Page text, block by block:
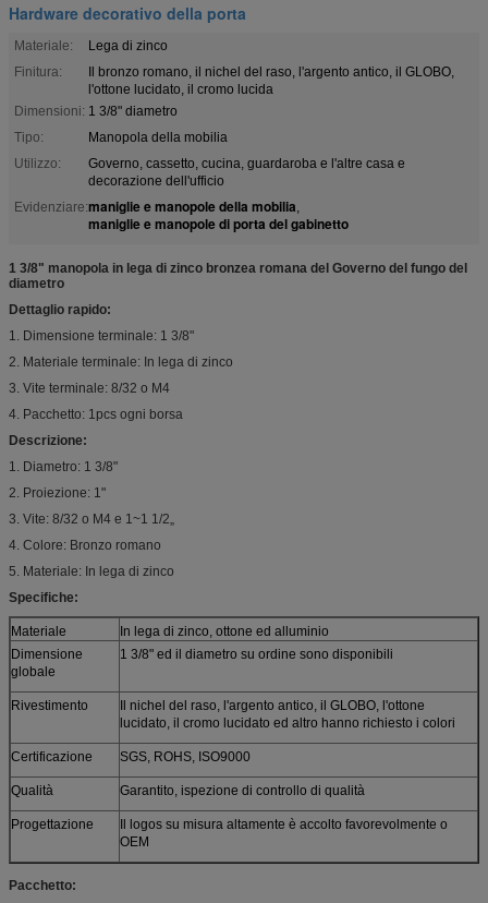
Hardware decorativo della porta
Materiale:
Lega di zinco
Finitura:
Il bronzo romano, il nichel del raso, l'argento antico, il GLOBO,
l'ottone lucidato, il cromo lucida
Dimensioni: 1 3/8" diametro
Tipo:
Manopola della mobilia
Utilizzo:
Governo, cassetto, cucina, guardaroba e l'altre casa e
decorazione dell'ufficio
Evidenziare:maniglie e manopole della mobilia,
maniglie e manopole di porta del gabinetto
1 3/8" manopola in lega di zinco bronzea romana del Governo del fungo del
diametro
Dettaglio rapido:
1. Dimensione terminale: 1 3/8"
2. Materiale terminale: In lega di zinco
3. Vite terminale: 8/32 o M4
4. Pacchetto: 1pcs ogni borsa
Descrizione:
1. Diametro: 1 3/8"
2. Proiezione: 1"
3. Vite: 8/32 o M4 e 1~1 1/2„
4. Colore: Bronzo romano
5. Materiale: In lega di zinco
Specifiche:
Materiale
In lega di zinco, ottone ed alluminio
Dimensione
globale
1 3/8" ed il diametro su ordine sono disponibili
Rivestimento
Il nichel del raso, l'argento antico, il GLOBO, l'ottone
lucidato, il cromo lucidato ed altro hanno richiesto i colori
Certificazione SGS, ROHS, ISO9000
Qualità Garantito, ispezione di controllo di qualità
Progettazione
Il logos su misura altamente è accolto favorevolmente o
OEM
Pacchetto: